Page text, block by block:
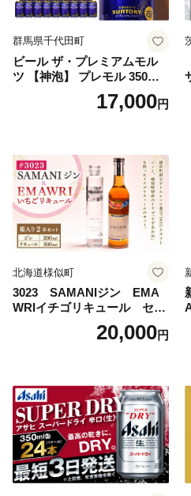
群馬県千代田町
ビール ザ・プレミアムモル
ツ 【神泡】 プレモル 350ml
× 24本 サントリー〈天然水の
ビール工場〉群馬※沖縄・離
17,000円
北海道様似町
3023 SAMANIジン EMA
WRIイチゴリキュール セッ
ト（箱入り）【大人の味 酒
お酒 洋酒 スピリッツ クラフ
セット 詰め合わせ カクテル
ソーダ割り アルコール ロッ
ク ソーダ ジントニック 】
20,000円